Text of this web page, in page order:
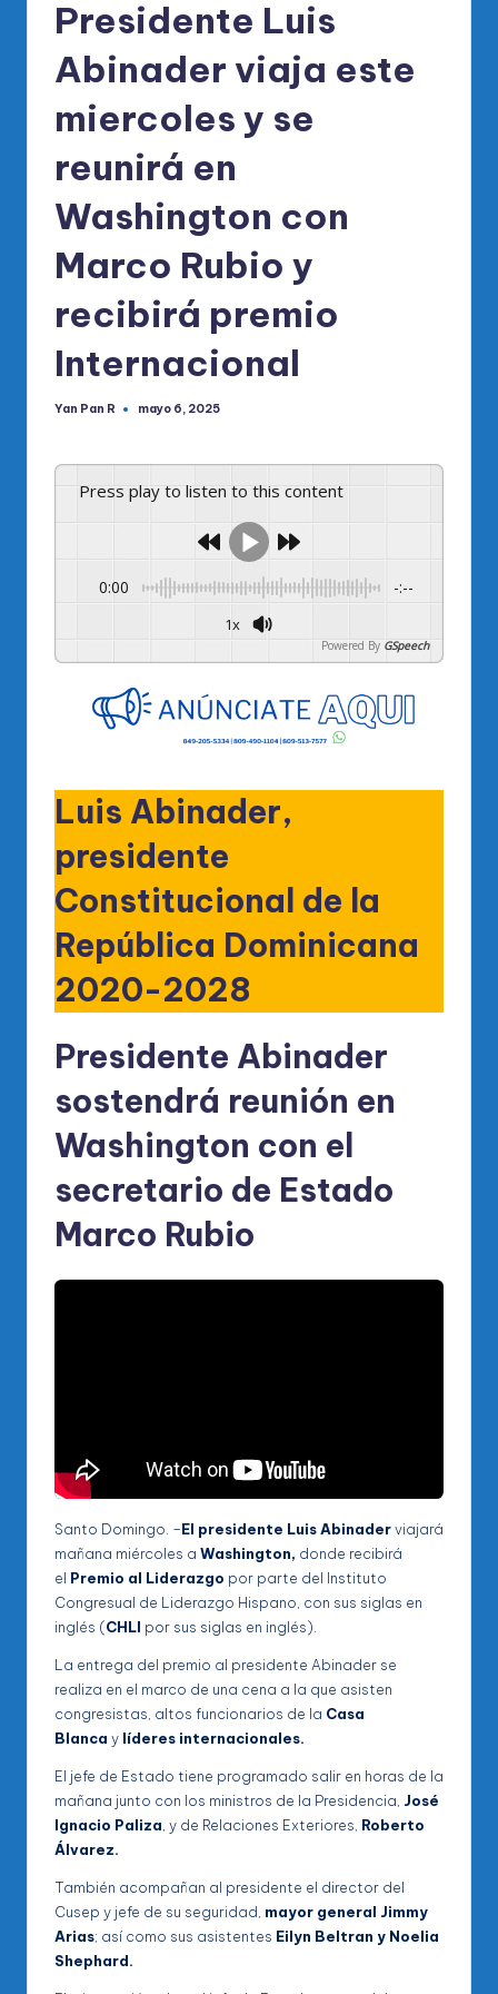
Presidente Luis
Abinader viaja este
miercoles y se
reunirá en
Washington con
Marco Rubio y
recibirá premio
Internacional
Publicado
Yan Pan R mayo 6, 2025
Press play to listen to this content
0:00 -:--
1x
Powered By GSpeech
Luis Abinader,
presidente
Constitucional de la
República Dominicana
2020-2028
Presidente Abinader
sostendrá reunión en
Washington con el
secretario de Estado
Marco Rubio
Santo Domingo. –El presidente Luis Abinaderviajará
mañana miércoles a Washington, donde recibirá
el Premio al Liderazgo por parte del Instituto
Congresual de Liderazgo Hispano, con sus siglas en
inglés (CHLI por sus siglas en inglés).
La entrega del premio al presidente Abinader se
realiza en el marco de una cena a la que asisten
congresistas, altos funcionarios de la Casa
Blanca y líderes internacionales.
El jefe de Estado tiene programado salir en horas de la
mañana junto con los ministros de la Presidencia, José
Ignacio Paliza , y de Relaciones Exteriores, Roberto
Álvarez.
También acompañan al presidente el director del
Cusep y jefe de su seguridad, mayor general Jimmy
Arias; así como sus asistentes Eilyn Beltran y Noelia
Shephard.